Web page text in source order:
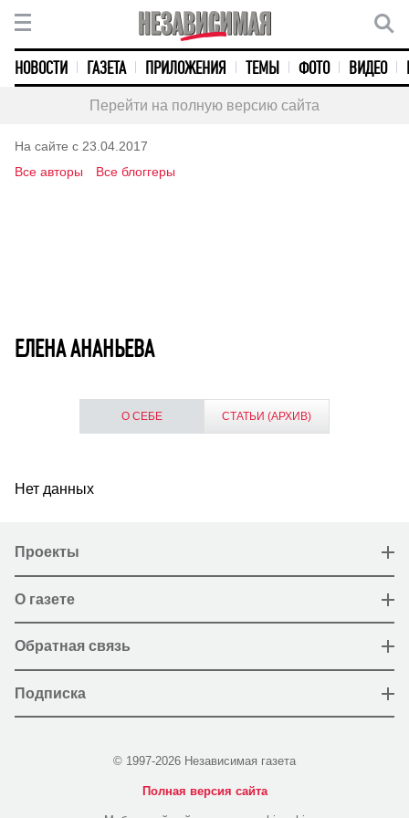
НОВОСТИ ГАЗЕТА ПРИЛОЖЕНИЯ ТЕМЫ ФОТО ВИДЕО
Перейти на полную версию сайта
На сайте с 23.04.2017
Все авторы
Все блоггеры
ЕЛЕНА АНАНЬЕВА
О СЕБЕ СТАТЬИ (АРХИВ)
Нет данных
Проекты
О газете
Обратная связь
Подписка
© 1997-2026 Независимая газета
Полная версия сайта